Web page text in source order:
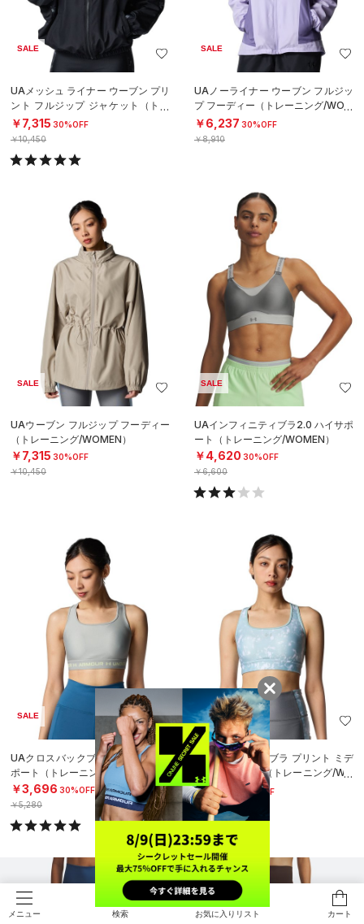
メニュー 検索 お気に入りリスト カート
SALE
UAメッシュ ライナー ウーブン プリ
ント フルジップ ジャケット（トレ
ーニング/WOMEN）
￥7,315 30%OFF
￥10,450
SALE
UAノーライナー ウーブン フルジッ
プ フーディー（トレーニング/WOM
EN）
￥6,237 30%OFF
￥8,910
SALE
UAウーブン フルジップ フーディー
（トレーニング/WOMEN）
￥7,315 30%OFF
￥10,450
SALE
UAインフィニティブラ2.0 ハイサポ
ート（トレーニング/WOMEN）
￥4,620 30%OFF
￥6,600
SALE
UAクロスバックブラ ミディアムサ
ポート（トレーニング/WOMEN）
￥3,696 30%OFF
￥5,280
SALE
UAクロスバックブラ プリント ミデ
ィアムサポート（トレーニング/WO
MEN）
￥4,158
30%OFF
￥5,940